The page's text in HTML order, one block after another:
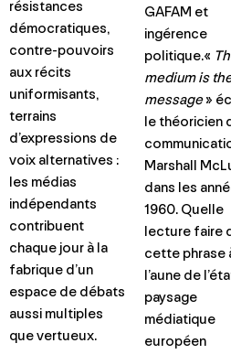
résistances
démocratiques,
contre-pouvoirs
aux récits
uniformisants,
terrains
d’expressions de
voix alternatives :
les médias
indépendants
contribuent
chaque jour à la
fabrique d’un
espace de débats
aussi multiples
que vertueux.
GAFAM et
ingérence
politique.«
medium is
message»
le théoricien
Marshall
dans les
1960. Quelle
lecture faire
cette phrase
l’aune de
paysage
médiatique
européen
cœur
nouvelle
du
European
Brussels.
donne à voir le rôle
joué par
indépendants
dans la fabrique
du débat